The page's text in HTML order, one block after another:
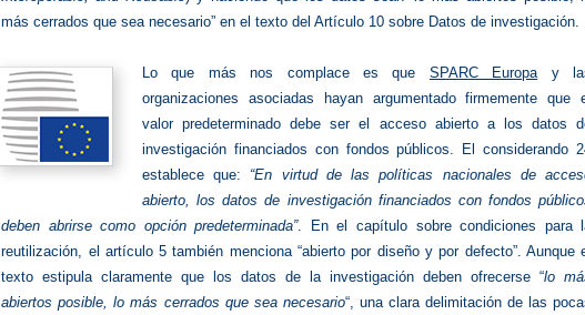
más cerrados que sea necesario” en el texto del Artículo 10 sobre Datos de investigación.
Lo que más nos complace es que SPARC Europa y
organizaciones asociadas hayan argumentado firmemente que
valor predeterminado debe ser el acceso abierto a los datos
investigación financiados con fondos públicos. El considerando
establece que: “En virtud de las políticas nacionales de
abierto, los datos de investigación financiados con fondos
deben abrirse como opción predeterminada”. En el capítulo sobre condiciones para
reutilización, el artículo 5 también menciona “abierto por diseño y por defecto”. Aunque
texto estipula claramente que los datos de la investigación deben ofrecerse “lo
abiertos posible, lo más cerrados que sea necesario“, una clara delimitación de las